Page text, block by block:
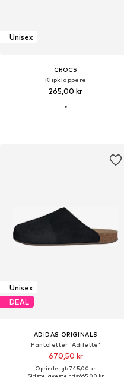
Unisex
CROCS
Klipklappere
265,00 kr
Unisex
DEAL
ADIDAS ORIGINALS
Pantoletter 'Adilette'
670,50 kr
Oprindeligt: 745,00 kr